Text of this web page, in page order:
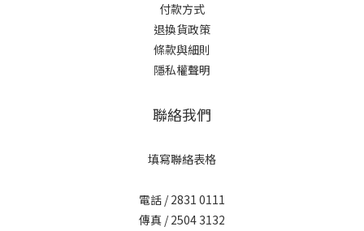
付款方式
退換貨政策
條款與細則
隱私權聲明
聯絡我們
填寫聯絡表格
電話 / 2831 0111
傳真 / 2504 3132